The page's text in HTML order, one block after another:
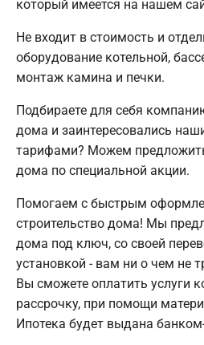
который имеется на нашем
Не входит в стоимость и
оборудование котельной,
монтаж камина и печки.
Подбираете для себя
дома и заинтересовались
тарифами? Можем
дома по специальной акции.
Помогаем с быстрым
строительство дома! Мы
дома под ключ, со своей
установкой - вам ни о чем не
Вы сможете оплатить услуги
рассрочку, при помощи
Ипотека будет выдана